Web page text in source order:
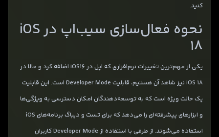
کنید.
نحوه فعال‌سازی سیب‌‌اپ در iOS
18
یکی از مهم‌ترین تغییرات نرم‌افزاری که اپل در iOS16 اضافه کرد و حالا در
iOS 18 نیز شاهد آن هستیم، قابلیت Developer Mode است. این قابلیت
یک حالت ویژه است که به توسعه‌دهندگان امکان دسترسی به ویژگی‌ها
و ابزارهای پیشرفته‌ای را می‌دهد که برای تست و دیباگ برنامه‌های iOS
استفاده می‌شوند. از طرفی با استفاده از Developer Mode کاربران